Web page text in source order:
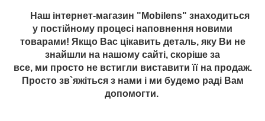
Наш інтернет-магазин "Mobilens" знаходиться
у постійному процесі наповнення новими
товарами! Якщо Вас цікавить деталь, яку Ви не
знайшли на нашому сайті, скоріше за
все, ми просто не встигли виставити її на продаж.
Просто зв`яжіться з нами і ми будемо раді Вам
допомогти.